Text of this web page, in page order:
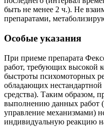
быть не менее 2 ч.). Не
препаратами,
Особые указания
При приеме препарата
работ, требующих высокой
быстроты психомоторных
обладающих
средства). Таким образом,
выполнению данных работ
управление механизмами)
индивидуальную реакцию